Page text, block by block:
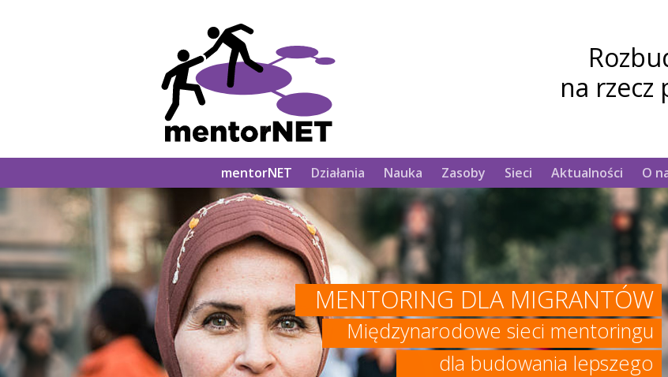
na
Main
navigation
mentorNET Działania Nauka Zasoby Sieci Aktualności O
MENTORING DLA MIGRANTÓW
Międzynarodowe sieci mentoringu
dla budowania lepszego